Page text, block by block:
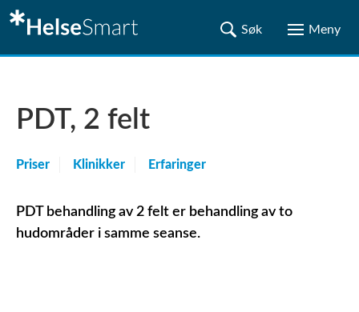
PDT, 2 felt
Priser Klinikker Erfaringer
PDT behandling av 2 felt er behandling av to
hudområder i samme seanse.